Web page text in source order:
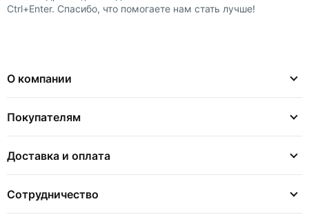
Ctrl+Enter. Спасибо, что помогаете нам стать лучше!
О компании
Покупателям
Доставка и оплата
Сотрудничество